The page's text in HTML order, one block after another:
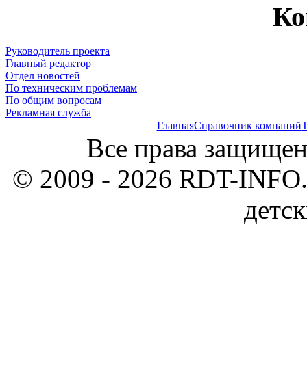
Руководитель проекта
Главный редактор
Отдел новостей
По техническим проблемам
По общим вопросам
Рекламная служба
ГлавнаяСправочник компаний
Все права
© 2009 - 2026 RDT-